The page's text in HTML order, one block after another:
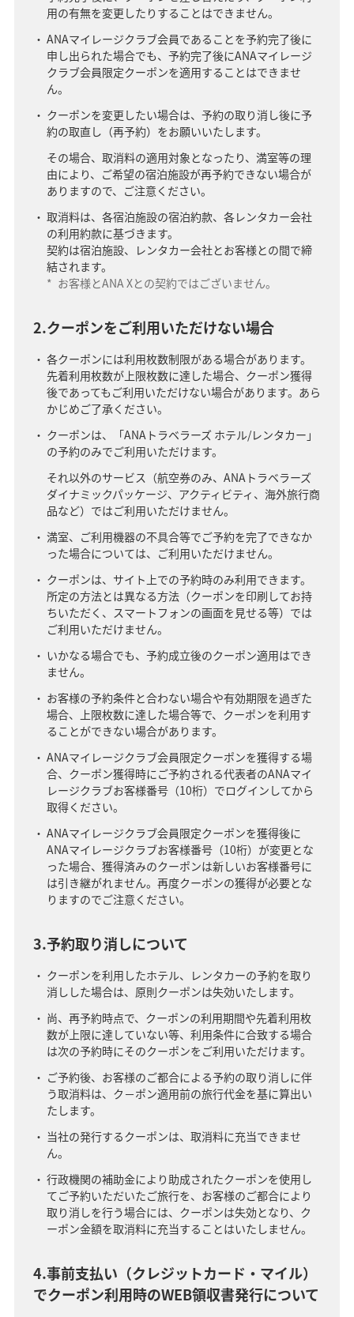
用の有無を変更したりすることはできません。
ANAマイレージクラブ会員であることを予約完了後に
申し出られた場合でも、予約完了後にANAマイレージ
クラブ会員限定クーポンを適用することはできませ
ん。
クーポンを変更したい場合は、予約の取り消し後に予
約の取直し（再予約）をお願いいたします。
その場合、取消料の適用対象となったり、満室等の理
由により、ご希望の宿泊施設が再予約できない場合が
ありますので、ご注意ください。
取消料は、各宿泊施設の宿泊約款、各レンタカー会社
の利用約款に基づきます。
契約は宿泊施設、レンタカー会社とお客様との間で締
結されます。
* お客様とANA Xとの契約ではございません。
2.クーポンをご利用いただけない場合
各クーポンには利用枚数制限がある場合があります。
先着利用枚数が上限枚数に達した場合、クーポン獲得
後であってもご利用いただけない場合があります。あら
かじめご了承ください。
クーポンは、「ANAトラベラーズ ホテル/レンタカー」
の予約のみでご利用いただけます。
それ以外のサービス（航空券のみ、ANAトラベラーズ
ダイナミックパッケージ、アクティビティ、海外旅行商
品など）ではご利用いただけません。
満室、ご利用機器の不具合等でご予約を完了できなか
った場合については、ご利用いただけません。
クーポンは、サイト上での予約時のみ利用できます。
所定の方法とは異なる方法（クーポンを印刷してお持
ちいただく、スマートフォンの画面を見せる等）では
ご利用いただけません。
いかなる場合でも、予約成立後のクーポン適用はでき
ません。
お客様の予約条件と合わない場合や有効期限を過ぎた
場合、上限枚数に達した場合等で、クーポンを利用す
ることができない場合があります。
ANAマイレージクラブ会員限定クーポンを獲得する場
合、クーポン獲得時にご予約される代表者のANAマイ
レージクラブお客様番号（10桁）でログインしてから
取得ください。
ANAマイレージクラブ会員限定クーポンを獲得後に
ANAマイレージクラブお客様番号（10桁）が変更とな
った場合、獲得済みのクーポンは新しいお客様番号に
は引き継がれません。再度クーポンの獲得が必要とな
りますのでご注意ください。
3.予約取り消しについて
クーポンを利用したホテル、レンタカーの予約を取り
消しした場合は、原則クーポンは失効いたします。
尚、再予約時点で、クーポンの利用期間や先着利用枚
数が上限に達していない等、利用条件に合致する場合
は次の予約時にそのクーポンをご利用いただけます。
ご予約後、お客様のご都合による予約の取り消しに伴
う取消料は、ク－ポン適用前の旅行代金を基に算出い
たします。
当社の発行するクーポンは、取消料に充当できませ
ん。
行政機関の補助金により助成されたクーポンを使用し
てご予約いただいたご旅行を、お客様のご都合により
取り消しを行う場合には、クーポンは失効となり、ク
ーポン金額を取消料に充当することはいたしません。
4.事前支払い（クレジットカード・マイル）
でクーポン利用時のWEB領収書発行について